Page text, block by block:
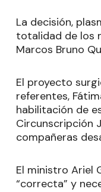
La decisión,
totalidad de los
Marcos Bruno
El proyecto
referentes,
habilitación de
Circunscripción
compañeras
El ministro Ariel
“correcta” y